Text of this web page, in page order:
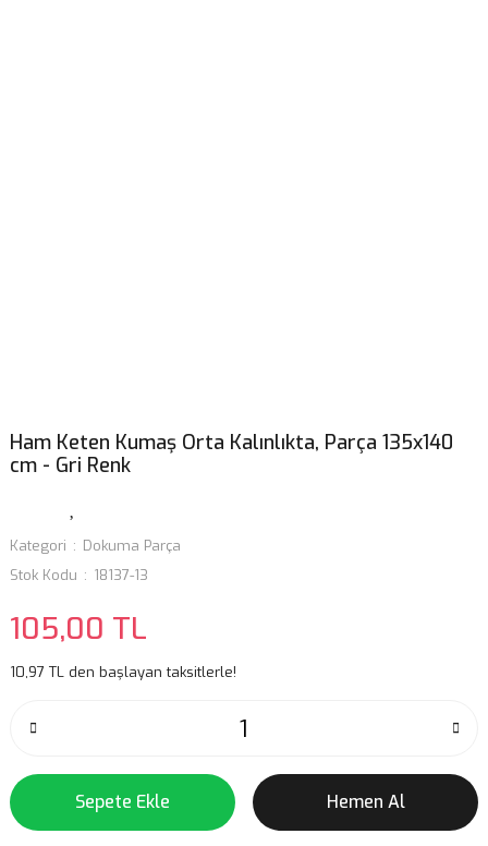
Ham Keten Kumaş Orta Kalınlıkta, Parça 135x140
cm - Gri Renk
Kategori
Dokuma Parça
Stok Kodu
18137-13
105,00 TL
10,97 TL den başlayan taksitlerle!
Sepete Ekle Hemen Al